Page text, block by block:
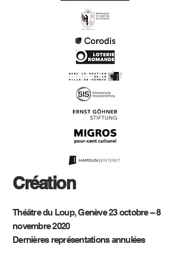
Création
Théâtre du Loup, Genève 23 octobre – 8
novembre 2020
Dernières représentations annulées